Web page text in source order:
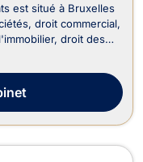
est situé à Bruxelles
droit commercial,
droit des